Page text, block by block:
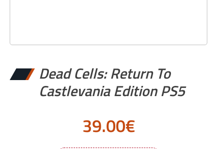
Dead Cells: Return To
Castlevania Edition PS5
39.00€